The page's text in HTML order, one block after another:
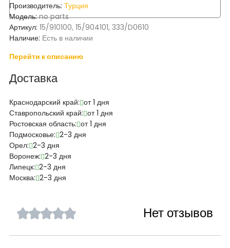
Производитель: Турция
Модель:no parts
Артикул: 15/910100, 15/904101, 333/D0610
Наличие: Есть в наличии
Перейти к описанию
Доставка
Краснодарский край: от 1 дня
Ставропольский край: от 1 дня
Ростовская область: от 1 дня
Подмосковье: 2-3 дня
Орел: 2-3 дня
Воронеж: 2-3 дня
Липецк: 2-3 дня
Москва: 2-3 дня
Нет отзывов